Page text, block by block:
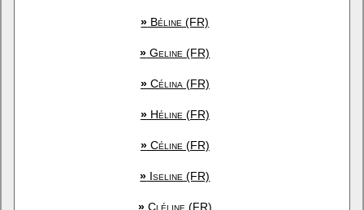
» Béline (FR)
» Geline (FR)
»Célina (FR)
»Héline (FR)
»Céline (FR)
» Iseline (FR)
»Cléline (FR)